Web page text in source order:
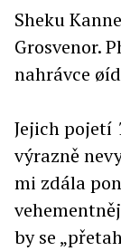
Sheku
Grosvenor.
nahrávce
Jejich pojetí
výrazně
mi zdála
by se